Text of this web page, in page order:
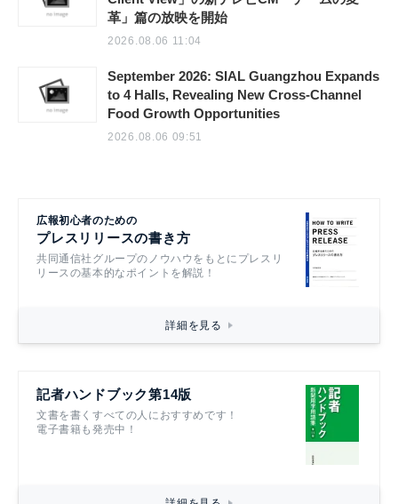
革」篇の放映を開始
2026.08.06 11:04
September 2026: SIAL Guangzhou Expands
to 4 Halls, Revealing New Cross-Channel
Food Growth Opportunities
2026.08.06 09:51
広報初心者のための
プレスリリースの書き方
共同通信社グループのノウハウをもとにプレスリ
リースの基本的なポイントを解説！
詳細を見る
記者ハンドブック第14版
文書を書くすべての人におすすめです！
電子書籍も発売中！